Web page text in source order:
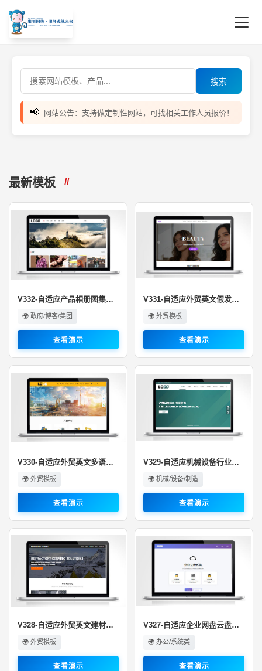
搜索
📢 网站公告：支持做定制性网站，可找相关工作人员报价！
最新模板 //
V332-自适应产品相册图集展示模板···
🌍 政府/博客/集团
查看演示
V331-自适应外贸英文假发行业模板···
🌍 外贸模板
查看演示
V330-自适应外贸英文多语言挖机机···
🌍 外贸模板
查看演示
V329-自适应机械设备行业模板
🌍 机械/设备/制造
查看演示
V328-自适应外贸英文建材材料行业···
🌍 外贸模板
查看演示
V327-自适应企业网盘云盘系统
🌍 办公/系统类
查看演示